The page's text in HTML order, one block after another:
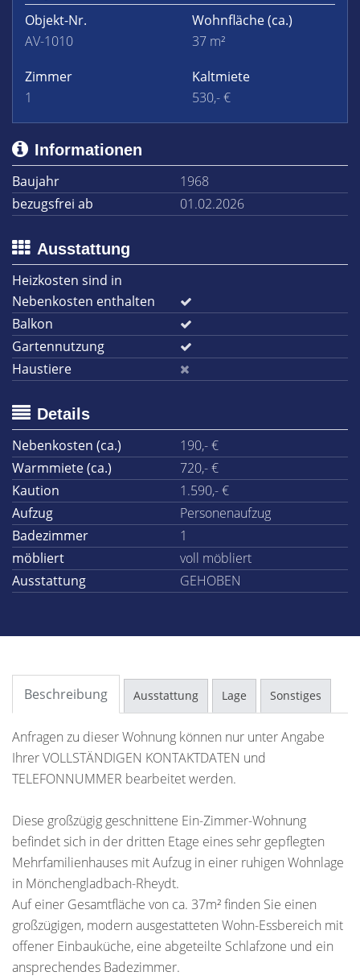
Objekt-Nr.
AV-1010
Wohnfläche(ca.)
37 m²
Zimmer
1
Kaltmiete
530,- €
Informationen
Baujahr
1968
bezugsfrei ab
01.02.2026
Ausstattung
Heizkosten sind in
Nebenkosten enthalten
Balkon
Gartennutzung
Haustiere
Details
Nebenkosten (ca.)
190,- €
Warmmiete (ca.)
720,- €
Kaution
1.590,- €
Aufzug
Personenaufzug
Badezimmer
1
möbliert
voll möbliert
Ausstattung
GEHOBEN
Beschreibung Ausstattung Lage Sonstiges
Anfragen zu dieser Wohnung können nur unter Angabe
Ihrer VOLLSTÄNDIGEN KONTAKTDATEN und
TELEFONNUMMER bearbeitet werden.
Diese großzügig geschnittene Ein-Zimmer-Wohnung
befindet sich in der dritten Etage eines sehr gepflegten
Mehrfamilienhauses mit Aufzug in einer ruhigen Wohnlage
in Mönchengladbach-Rheydt.
Auf einer Gesamtfläche von ca. 37m² finden Sie einen
großzügigen, modern ausgestatteten Wohn-Essbereich mit
offener Einbauküche, eine abgeteilte Schlafzone und ein
ansprechendes Badezimmer.